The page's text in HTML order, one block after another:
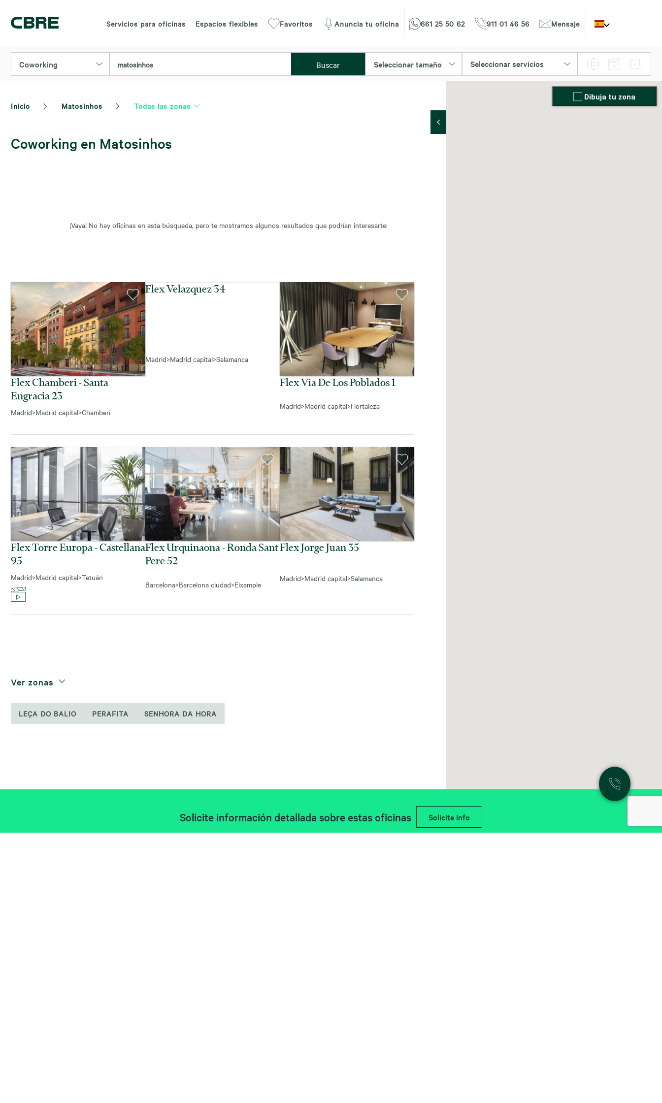
Servicios para oficinas Espacios flexibles Favoritos Anuncia tu oficina 661 25 50 62 911 01 46 56 Mensaje
Coworking matosinhos Buscar Seleccionar tamaño Seleccionar servicios
Inicio Matosinhos Todas las zonas
Coworking en Matosinhos
¡Vaya! No hay oficinas en esta búsqueda, pero te mostramos algunos resultados que podrían interesarte:
Flex Chamberi - Santa
Engracia 23
Madrid>Madrid capital>Chamberí
Flex Velazquez 34
Madrid>Madrid capital>Salamanca
Flex Via De Los Poblados 1
Madrid>Madrid capital>Hortaleza
Flex Torre Europa - Castellana
95
Madrid>Madrid capital>Tetuán
Flex Urquinaona - Ronda Sant
Pere 52
Barcelona>Barcelona ciudad>Eixample
Flex Jorge Juan 35
Madrid>Madrid capital>Salamanca
Ver zonas
LEÇA DO BALIO PERAFITA SENHORA DA HORA
Dibuja tu zona
Solicite información detallada sobre estas oficinas Solicite info